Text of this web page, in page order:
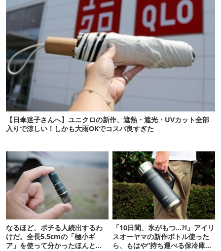
【日傘迷子さんへ】ユニクロの新作、遮熱・遮光・UVカット全部
入りで涼しい！しかも大雨OKでコスパ良すぎた
なるほど、ポチる人続出するわ
けだ。全長5.5cmの「極小ギ
ア」を使って分かったほんとの
「10日間、氷がもつ…?!」アイリ
スオーヤマの新作ボトル使った
ら、もはや“持ち運べる保冷庫